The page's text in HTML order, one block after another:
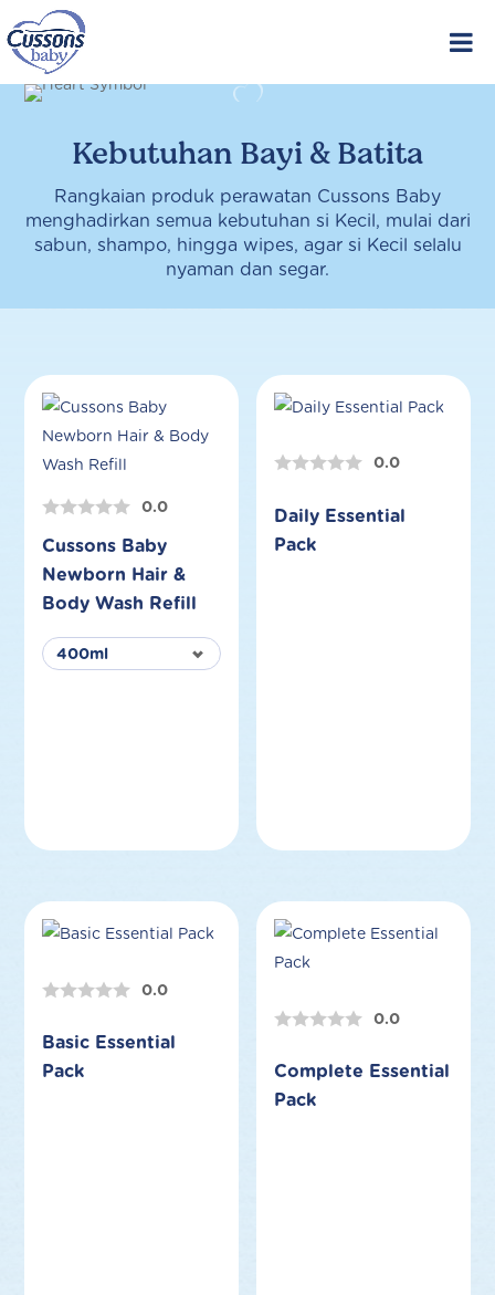
to
content
Kebutuhan Bayi & Batita
Rangkaian produk perawatan Cussons Baby
menghadirkan semua kebutuhan si Kecil, mulai dari
sabun, shampo, hingga wipes, agar si Kecil selalu
nyaman dan segar.
0.0
Cussons Baby
Newborn Hair &
Body Wash Refill
0.0
Daily Essential
Pack
0.0
Basic Essential
Pack
0.0
Complete Essential
Pack